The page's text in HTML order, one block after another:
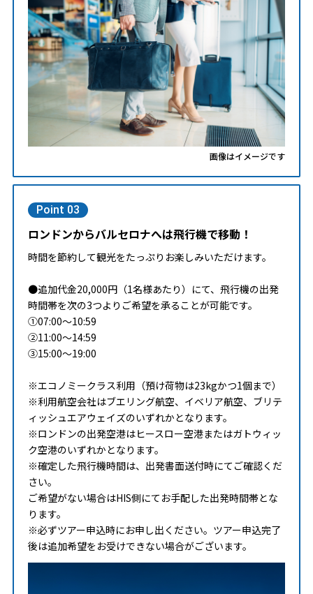
画像はイメージです
Point 03
ロンドンからバルセロナへは飛行機で移動！
時間を節約して観光をたっぷりお楽しみいただけます。
●追加代金20,000円（1名様あたり）にて、飛行機の出発
時間帯を次の3つよりご希望を承ることが可能です。
①07:00～10:59
②11:00～14:59
③15:00～19:00
※エコノミークラス利用（預け荷物は23kgかつ1個まで）
※利用航空会社はブエリング航空、イベリア航空、ブリテ
ィッシュエアウェイズのいずれかとなります。
※ロンドンの出発空港はヒースロー空港またはガトウィッ
ク空港のいずれかとなります。
※確定した飛行機時間は、出発書面送付時にてご確認くだ
さい。
ご希望がない場合はHIS側にてお手配した出発時間帯とな
ります。
※必ずツアー申込時にお申し出ください。ツアー申込完了
後は追加希望をお受けできない場合がございます。